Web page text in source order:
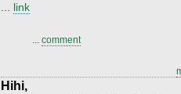
link
... comment
Hihi,